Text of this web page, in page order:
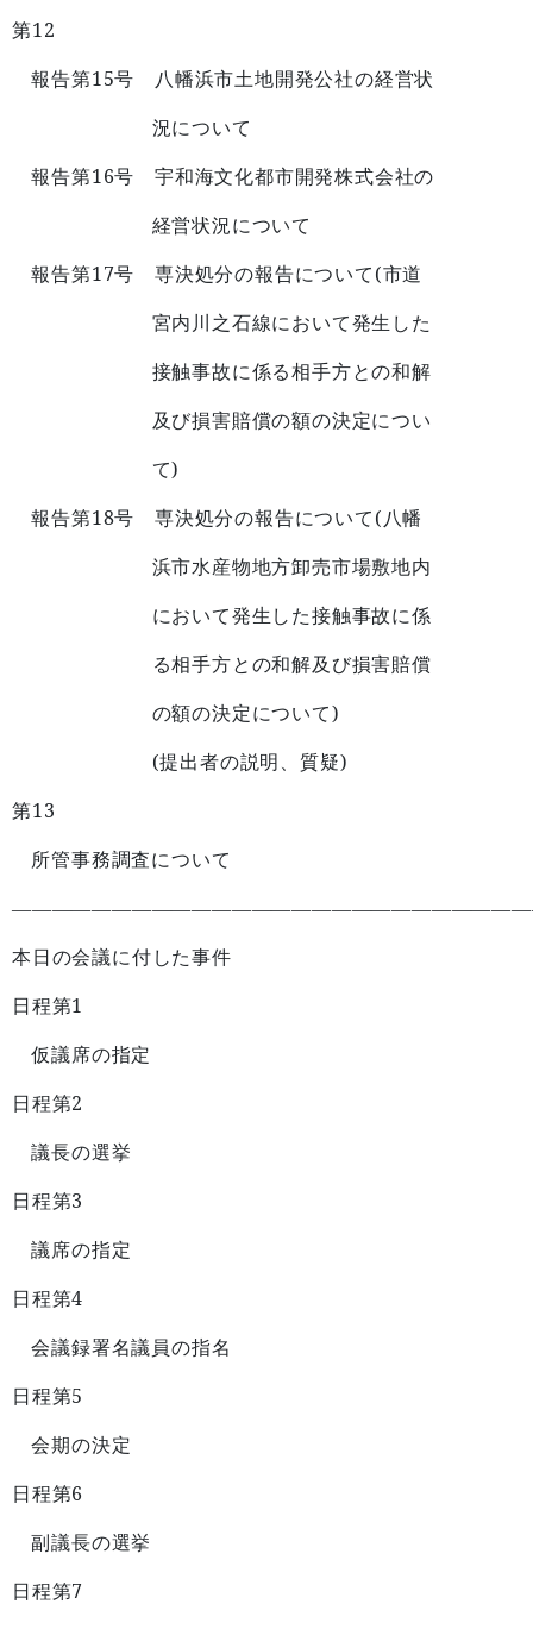
第12
報告第15号 八幡浜市土地開発公社の経営状
況について
報告第16号 宇和海文化都市開発株式会社の
経営状況について
報告第17号 専決処分の報告について (市道
宮内川之石線において発生した
接触事故に係る相手方との和解
及び損害賠償の額の決定につい
て)
報告第18号 専決処分の報告について ( 八幡
浜市水産物地方卸売市場敷地内
において発生した接触事故に係
る相手方との和解及び損害賠償
の額の決定について)
(提出者の説明、質疑)
第13
所管事務調査について
本日の会議に付した事件
日程第1
仮議席の指定
日程第2
議長の選挙
日程第3
議席の指定
日程第4
会議録署名議員の指名
日程第5
会期の決定
日程第6
副議長の選挙
日程第7